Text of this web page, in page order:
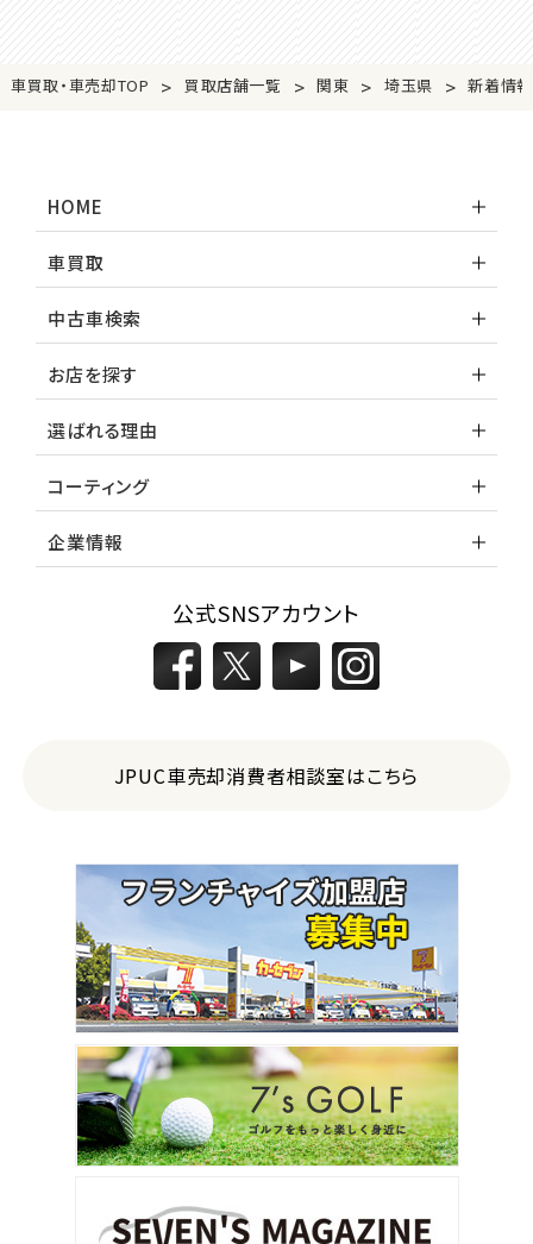
車買取・車売却TOP > 買取店舗一覧 > 関東 > 埼玉県 > 新着情報
HOME
車買取
中古車検索
お店を探す
選ばれる理由
コーティング
企業情報
公式SNSアカウント
JPUC車売却消費者相談室はこちら